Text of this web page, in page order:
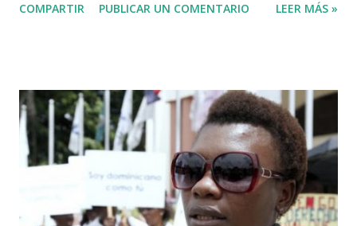
ayudar a las personas de mi país me iba a traer tanto
Instagram A post shared by Juan carlos martinez Guerrero
(@elrescatador528) Mas abajo de dejamos el video del
reportaje de Nuria Piera PARTE 1 PARTE 2
COMPARTIR PUBLICAR UN COMENTARIO LEER MÁS »